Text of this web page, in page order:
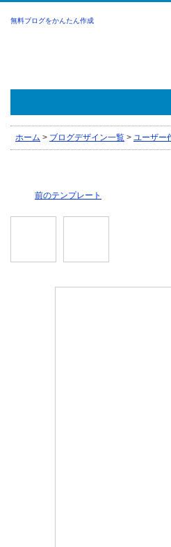
無料ブログをかんたん作成
ホーム > ブログデザイン一覧 > ユーザー
前のテンプレート